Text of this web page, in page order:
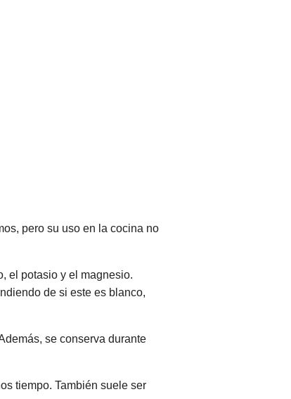
pero su uso en la cocina no
el potasio y el magnesio.
de si este es blanco,
se conserva durante
tiempo. También suele ser